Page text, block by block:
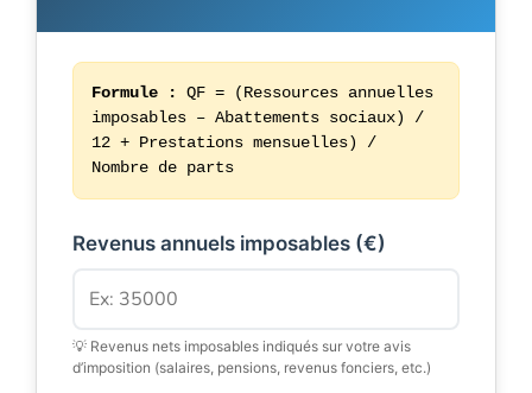
Formule :
QF = (Ressources annuelles
imposables – Abattements sociaux) /
12 + Prestations mensuelles) /
Nombre de parts
Revenus annuels imposables (€)
💡 Revenus nets imposables indiqués sur votre avis
d’imposition (salaires, pensions, revenus fonciers, etc.)